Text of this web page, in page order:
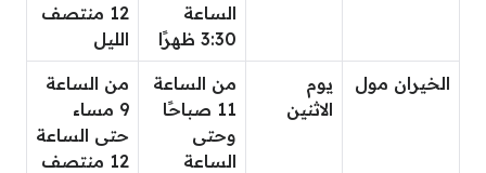
الساعة
3:30 ظهرًا
12 منتصف
الليل
الخيران مول
يوم
الاثنين
من الساعة
11 صباحًا
وحتى
الساعة
من الساعة
9 مساء
حتى الساعة
12 منتصف